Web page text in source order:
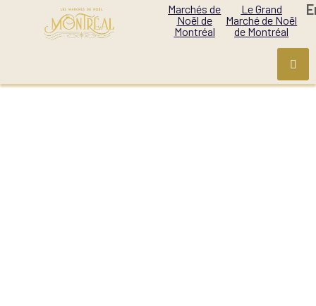
Marchés de
Noël de
Montréal
Le Grand
Marché de Noël
de Montréal